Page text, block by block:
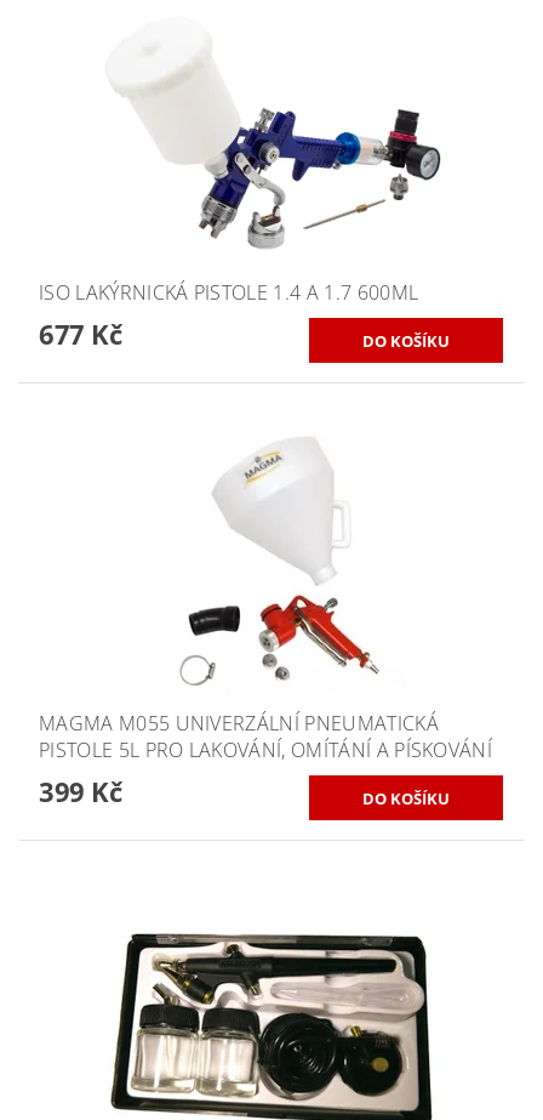
ISO LAKÝRNICKÁ PISTOLE 1.4 A 1.7 600ML
677 Kč
MAGMA M055 UNIVERZÁLNÍ PNEUMATICKÁ
PISTOLE 5L PRO LAKOVÁNÍ, OMÍTÁNÍ A PÍSKOVÁNÍ
399 Kč